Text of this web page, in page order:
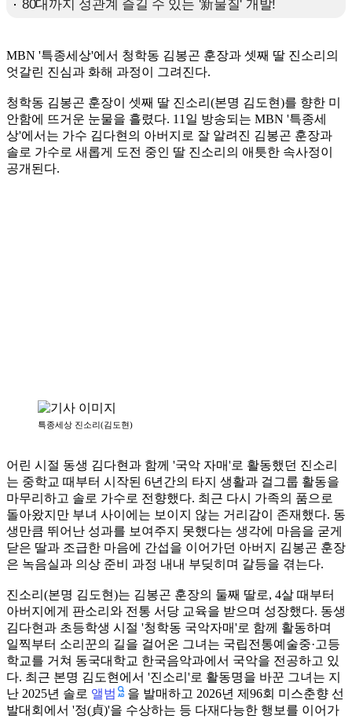
MBN '특종세상'에서 청학동 김봉곤 훈장과 셋째 딸 진소리의
엇갈린 진심과 화해 과정이 그려진다.
청학동 김봉곤 훈장이 셋째 딸 진소리(본명 김도현)를 향한 미
안함에 뜨거운 눈물을 흘렸다. 11일 방송되는 MBN '특종세
상'에서는 가수 김다현의 아버지로 잘 알려진 김봉곤 훈장과
솔로 가수로 새롭게 도전 중인 딸 진소리의 애틋한 속사정이
공개된다.
특종세상 진소리(김도현)
어린 시절 동생 김다현과 함께 '국악 자매'로 활동했던 진소리
는 중학교 때부터 시작된 6년간의 타지 생활과 걸그룹 활동을
마무리하고 솔로 가수로 전향했다. 최근 다시 가족의 품으로
돌아왔지만 부녀 사이에는 보이지 않는 거리감이 존재했다. 동
생만큼 뛰어난 성과를 보여주지 못했다는 생각에 마음을 굳게
닫은 딸과 조급한 마음에 간섭을 이어가던 아버지 김봉곤 훈장
은 녹음실과 의상 준비 과정 내내 부딪히며 갈등을 겪는다.
진소리(본명 김도현)는 김봉곤 훈장의 둘째 딸로, 4살 때부터
아버지에게 판소리와 전통 서당 교육을 받으며 성장했다. 동생
김다현과 초등학생 시절 '청학동 국악자매'로 함께 활동하며
일찍부터 소리꾼의 길을 걸어온 그녀는 국립전통예술중·고등
학교를 거쳐 동국대학교 한국음악과에서 국악을 전공하고 있
다. 최근 본명 김도현에서 '진소리'로 활동명을 바꾼 그녀는 지
난 2025년 솔로 앨범
을 발매하고 2026년 제96회 미스춘향 선
발대회에서 '정(貞)'을 수상하는 등 다재다능한 행보를 이어가